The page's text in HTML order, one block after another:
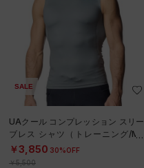
SALE
UAクール コンプレッション スリー
ブレス シャツ（トレーニング/ME
N）
￥3,850 30%OFF
￥5,500